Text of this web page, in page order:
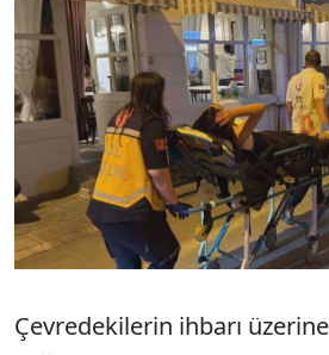
Çevredekilerin ihbarı